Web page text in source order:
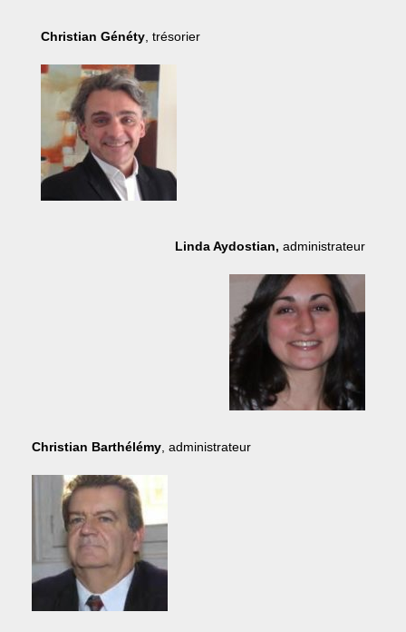
Christian Généty , trésorier
Linda Aydostian, administrateur
Christian Barthélémy administrateur